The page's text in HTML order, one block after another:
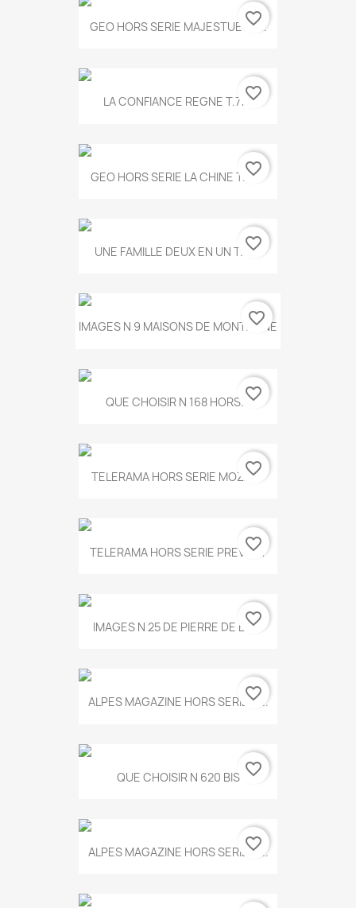
GEO HORS SERIE MAJESTUEUX...
favorite_border
LA CONFIANCE REGNE T.778favorite_border
GEO HORS SERIE LA CHINE T.497
favorite_border
UNE FAMILLE DEUX EN UN T.675
favorite_border
IMAGES N 9 MAISONS DE MONTAGNE
favorite_border
QUE CHOISIR N 168 HORS...favorite_border
TELERAMA HORS SERIE MOZART
favorite_border
TELERAMA HORS SERIE PREVERT
favorite_border
IMAGES N 25 DE PIERRE DE BOIS
favorite_border
ALPES MAGAZINE HORS SERIE N...
favorite_border
QUE CHOISIR N 620 BIS favorite_border
ALPES MAGAZINE HORS SERIE N...
favorite_border